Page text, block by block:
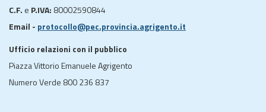
C.F. e P.IVA: 80002590844
Email - protocollo@pec.provincia.agrigento.it
Ufficio relazioni con il pubblico
Piazza Vittorio Emanuele Agrigento
Numero Verde 800 236 837